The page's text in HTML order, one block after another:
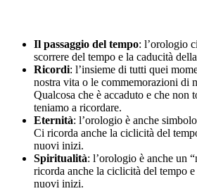
Il passaggio del tempo: l’orologio
scorrere del tempo e la caducità
Ricordi: l’insieme di tutti quei
nostra vita o le commemorazioni di
Qualcosa che è accaduto e che non
teniamo a ricordare.
Eternità: l’orologio è anche
Ci ricorda anche la ciclicità del
nuovi inizi.
Spiritualità: l’orologio è anche un
ricorda anche la ciclicità del tempo
nuovi inizi.